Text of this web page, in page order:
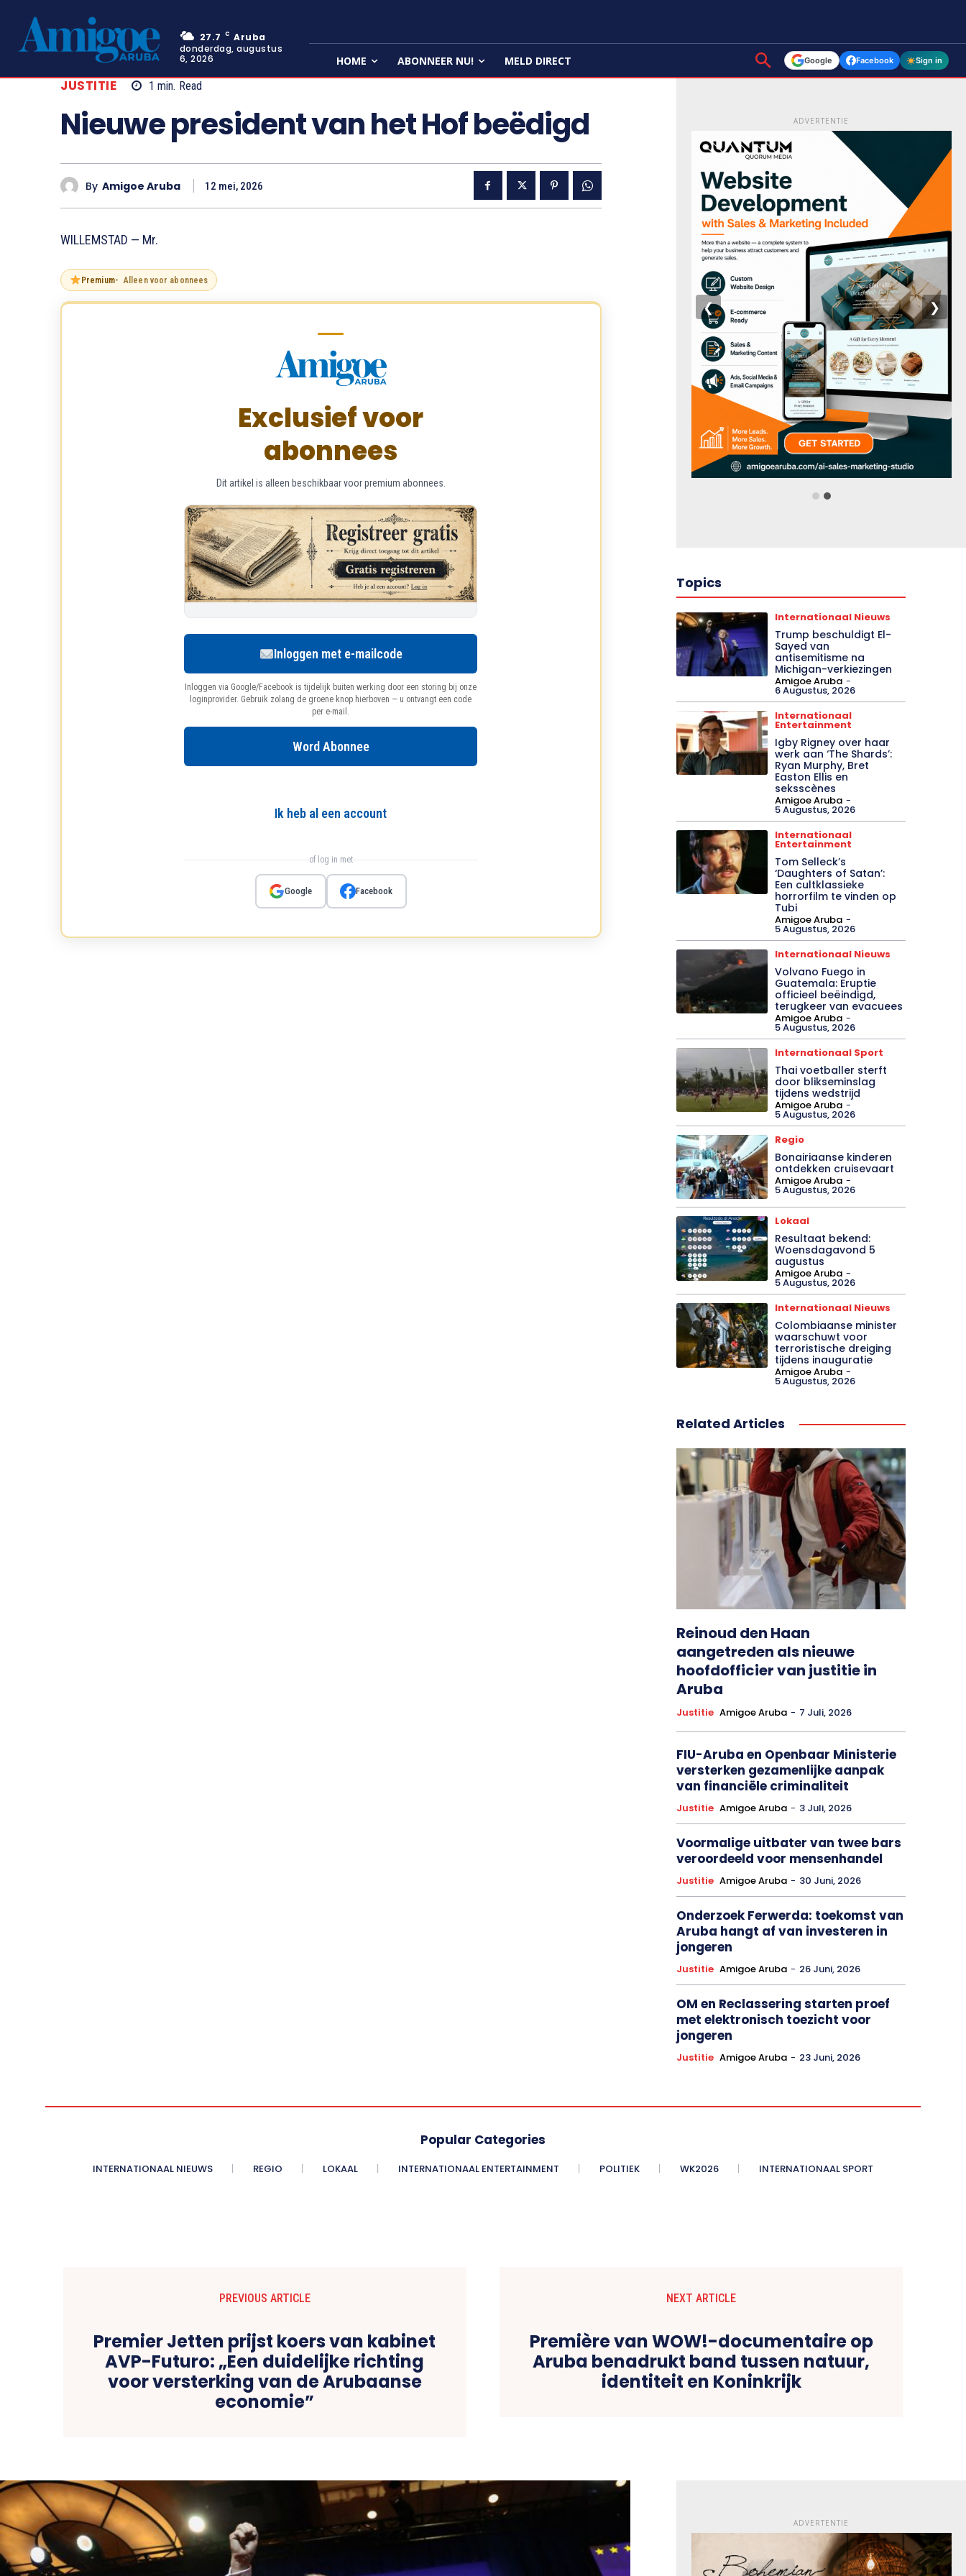
27.7 C Aruba
donderdag, augustus
6, 2026
HOME ABONNEER NU! MELD DIRECT Google Facebook Sign in
JUSTITIE 1 min. Read
Nieuwe president van het Hof beëdigd
By Amigoe Aruba 12 mei, 2026
WILLEMSTAD — Mr.
Premium Alleen voor abonnees
Exclusief voor
abonnees
Dit artikel is alleen beschikbaar voor premium abonnees.
Inloggen met e-mailcode
Inloggen via Google/Facebook is tijdelijk buiten werking door een storing bij onze
loginprovider. Gebruik zolang de groene knop hierboven — u ontvangt een code
per e-mail.
Word Abonnee
Ik heb al een account
of log in met
Google Facebook
ADVERTENTIE
❮ ❯
Topics
Internationaal Nieuws
Trump beschuldigt El-
Sayed van
antisemitisme na
Michigan-verkiezingen
Amigoe Aruba -
6 Augustus, 2026
Internationaal
Entertainment
Igby Rigney over haar
werk aan ‘The Shards’:
Ryan Murphy, Bret
Easton Ellis en
seksscènes
Amigoe Aruba -
5 Augustus, 2026
Internationaal
Entertainment
Tom Selleck’s
‘Daughters of Satan’:
Een cultklassieke
horrorfilm te vinden op
Tubi
Amigoe Aruba -
5 Augustus, 2026
Internationaal Nieuws
Volvano Fuego in
Guatemala: Eruptie
officieel beëindigd,
terugkeer van evacuees
Amigoe Aruba -
5 Augustus, 2026
Internationaal Sport
Thai voetballer sterft
door blikseminslag
tijdens wedstrijd
Amigoe Aruba -
5 Augustus, 2026
Regio
Bonairiaanse kinderen
ontdekken cruisevaart
Amigoe Aruba -
5 Augustus, 2026
Lokaal
Resultaat bekend:
Woensdagavond 5
augustus
Amigoe Aruba -
5 Augustus, 2026
Internationaal Nieuws
Colombiaanse minister
waarschuwt voor
terroristische dreiging
tijdens inauguratie
Amigoe Aruba -
5 Augustus, 2026
Related Articles
Reinoud den Haan
aangetreden als nieuwe
hoofdofficier van justitie in
Aruba
Justitie Amigoe Aruba - 7 Juli, 2026
FIU-Aruba en Openbaar Ministerie
versterken gezamenlijke aanpak
van financiële criminaliteit
Justitie Amigoe Aruba - 3 Juli, 2026
Voormalige uitbater van twee bars
veroordeeld voor mensenhandel
Justitie Amigoe Aruba - 30 Juni, 2026
Onderzoek Ferwerda: toekomst van
Aruba hangt af van investeren in
jongeren
Justitie Amigoe Aruba - 26 Juni, 2026
OM en Reclassering starten proef
met elektronisch toezicht voor
jongeren
Justitie Amigoe Aruba - 23 Juni, 2026
Popular Categories
INTERNATIONAAL NIEUWS REGIO LOKAAL INTERNATIONAAL ENTERTAINMENT POLITIEK WK2026 INTERNATIONAAL SPORT
PREVIOUS ARTICLE
Premier Jetten prijst koers van kabinet
AVP-Futuro: „Een duidelijke richting
voor versterking van de Arubaanse
economie”
NEXT ARTICLE
Première van WOW!-documentaire op
Aruba benadrukt band tussen natuur,
identiteit en Koninkrijk